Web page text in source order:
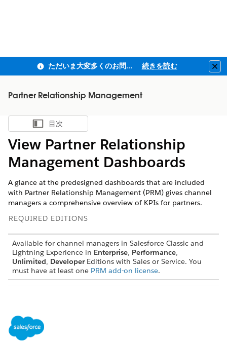
ただいま大変多くのお問い合わせをいただいており、ご連絡までにお時間を頂戴しております 続きを読む
Partner Relationship Management
目次を表示
目次
View Partner Relationship
Management Dashboards
A glance at the predesigned dashboards that are included
with Partner Relationship Management (PRM) gives channel
managers a comprehensive overview of KPIs for partners.
REQUIRED EDITIONS
Available for channel managers in Salesforce Classic and
Lightning Experience in Enterprise, Performance,
Unlimited, DeveloperEditions with Sales or Service. You
must have at least one PRM add-on license.